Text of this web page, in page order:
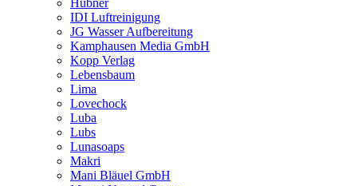
Hübner
IDI Luftreinigung
JG Wasser Aufbereitung
Kamphausen Media GmbH
Kopp Verlag
Lebensbaum
Lima
Lovechock
Luba
Lubs
Lunasoaps
Makri
Mani Bläuel GmbH